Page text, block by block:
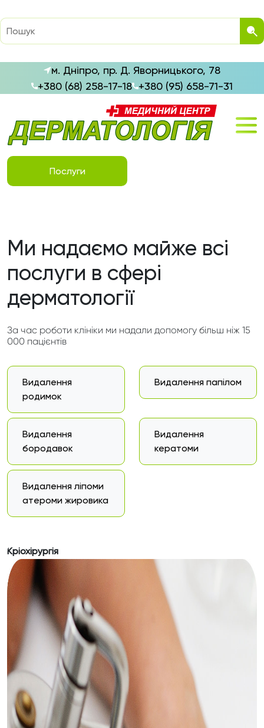
м. Дніпро, пр. Д. Яворницького, 78
+380 (68) 258-17-18 +380 (95) 658-71-31
Послуги
Ми надаємо майже всі
послуги в сфері
дерматології
За час роботи клініки ми надали допомогу більш ніж 15
000 пацієнтів
Видалення
родимок
Видалення папілом
Видалення
бородавок
Видалення
кератоми
Видалення ліпоми
атероми жировика
Кріохірургія